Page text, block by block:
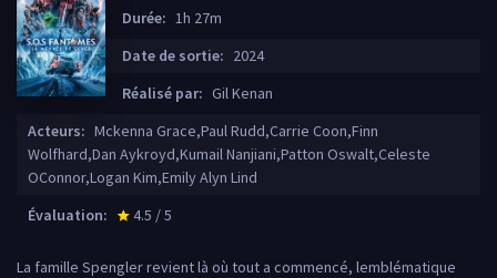
Durée: 1h 27m
Date de sortie: 2024
Réalisé par: Gil Kenan
Acteurs: Mckenna Grace,Paul Rudd,Carrie Coon,Finn
Wolfhard,Dan Aykroyd,Kumail Nanjiani,Patton Oswalt,Celeste
OConnor,Logan Kim,Emily Alyn Lind
Évaluation:
star_rate
4.5 / 5
La famille Spengler revient là où tout a commencé, lemblématique